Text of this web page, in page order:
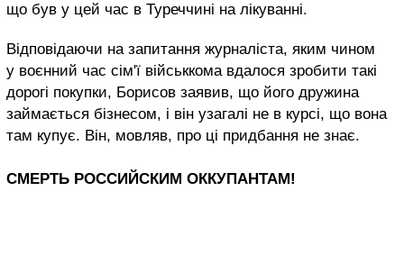
що був у цей час в Туреччині на лікуванні.
Відповідаючи на запитання журналіста, яким чином
у воєнний час сім'ї військкома вдалося зробити такі
дорогі покупки, Борисов заявив, що його дружина
займається бізнесом, і він узагалі не в курсі, що вона
там купує. Він, мовляв, про ці придбання не знає.
СМЕРТЬ РОССИЙСКИМ ОККУПАНТАМ!